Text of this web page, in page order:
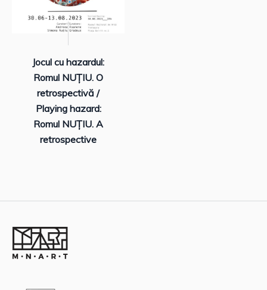
Jocul cu hazardul:
Romul NUȚIU. O
retrospectivă /
Playing hazard:
Romul NUȚIU. A
retrospective